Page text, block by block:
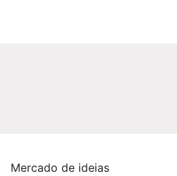
Mercado de ideias